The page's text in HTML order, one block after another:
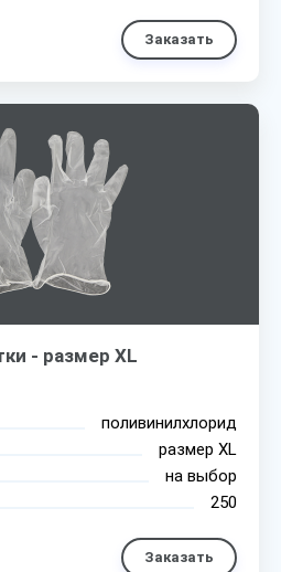
Заказать
- размер XL
поливинилхлорид
размер XL
на выбор
250
Заказать